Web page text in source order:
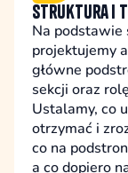
Struktura i
Na
projektujemy
główne
sekcji oraz
Ustalamy, co
otrzymać i
co na
a co dopiero